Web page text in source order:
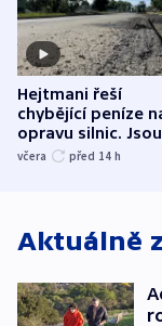
Hejtmani řeší
chybějící peníze
opravu silnic. Jsou
nenárokové,
včera před 14 h
Aktuálně